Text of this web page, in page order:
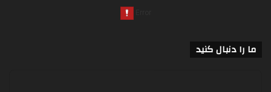
ما را دنبال کنید